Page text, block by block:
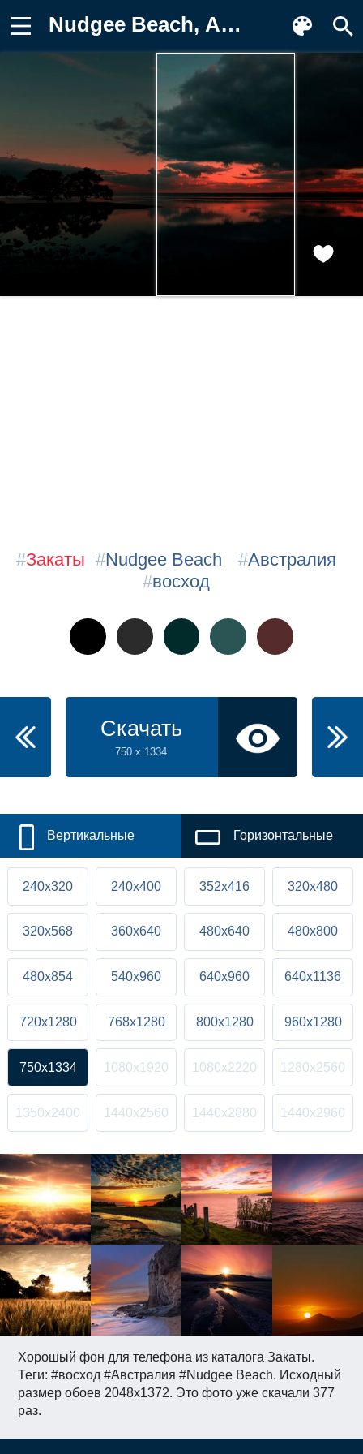
Nudgee Beach, Австралия, восход Обои для телефона
Хорошый фон для телефона из каталога Закаты.
Теги: #восход #Австралия #Nudgee Beach. Исходный
размер обоев 2048x1372. Это фото уже скачали 377
раз.
#Закаты #Nudgee Beach #Австралия
#восход
Скачать
750 x 1334
Вертикальные Горизонтальные
240x320 240x400 352x416 320x480
320x568 360x640 480x640 480x800
480x854 540x960 640x960 640x1136
720x1280 768x1280 800x1280 960x1280
750x1334 1080x1920 1080x2220 1280x2560
1350x2400 1440x2560 1440x2880 1440x2960